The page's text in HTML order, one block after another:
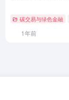
# 环境法律碳交易与绿色金融
1年前